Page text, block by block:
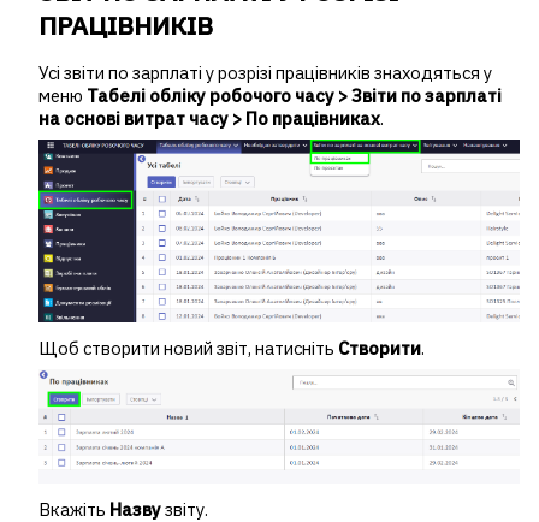
ПРАЦІВНИКІВ
Усі звіти по зарплаті у розрізі працівників знаходяться у
меню Табелі обліку робочого часу > Звіти по зарплаті
на основі витрат часу > По працівниках.
Щоб створити новий звіт, натисніть Створити.
Вкажіть Назвузвіту.